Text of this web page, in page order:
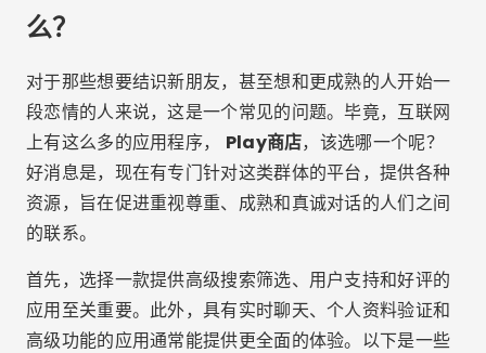
么？
对于那些想要结识新朋友，甚至想和更成熟的人开始一
段恋情的人来说，这是一个常见的问题。毕竟，互联网
上有这么多的应用程序， Play商店，该选哪一个呢？
好消息是，现在有专门针对这类群体的平台，提供各种
资源，旨在促进重视尊重、成熟和真诚对话的人们之间
的联系。
首先，选择一款提供高级搜索筛选、用户支持和好评的
应用至关重要。此外，具有实时聊天、个人资料验证和
高级功能的应用通常能提供更全面的体验。以下是一些